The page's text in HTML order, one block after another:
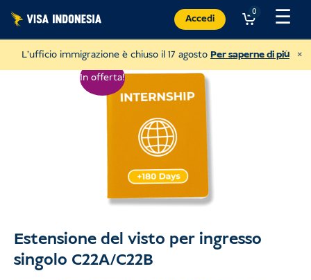
Vai
contenuto
Accedi
0 ☰
L'ufficio immigrazione è chiuso il 17 agosto Per saperne di più ×
In offerta!
Estensione del visto per ingresso
singolo C22A/C22B
Donazione a Sungai Watch
per ripulire i fiumi di Bali